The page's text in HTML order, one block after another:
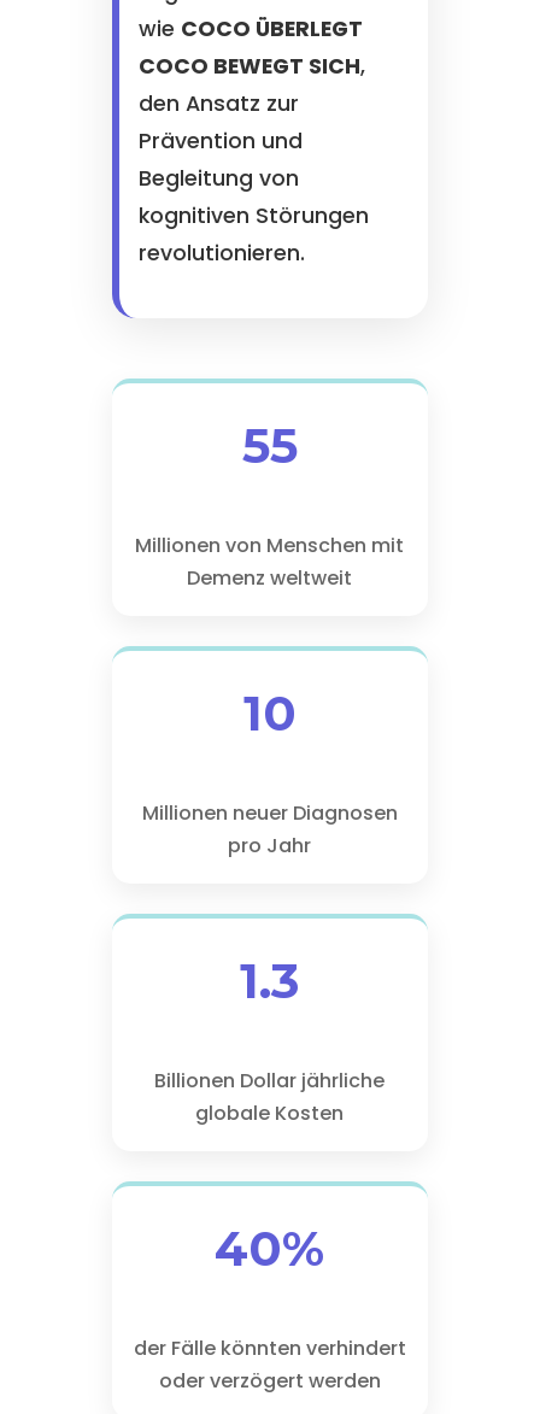
wie COCO ÜBERLEGT
COCO BEWEGT SICH,
den Ansatz zur
Prävention und
Begleitung von
kognitiven Störungen
revolutionieren.
55
Millionen von Menschen mit
Demenz weltweit
10
Millionen neuer Diagnosen
pro Jahr
1.3
Billionen Dollar jährliche
globale Kosten
40%
der Fälle könnten verhindert
oder verzögert werden